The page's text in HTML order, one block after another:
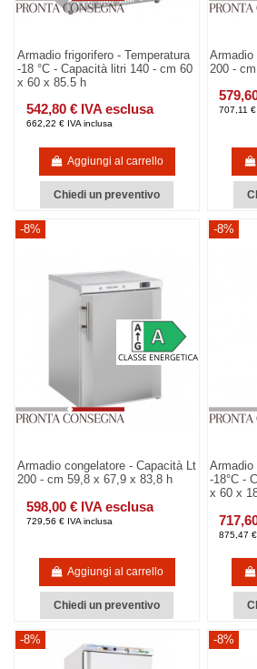
Armadio frigorifero - Temperatura
-18 °C - Capacità litri 140 - cm 60
x 60 x 85.5 h
542,80 € IVA esclusa
662,22 € IVA inclusa
Aggiungi al carrello
Chiedi un preventivo
Armadio
200 -
707,11
-8%
Armadio congelatore - Capacità Lt
200 - cm 59,8 x 67,9 x 83,8 h
598,00 € IVA esclusa
729,56 € IVA inclusa
Aggiungi al carrello
Chiedi un preventivo
-8%
Armadio
-18°C -
x 60 x
875,47
-8% -8%